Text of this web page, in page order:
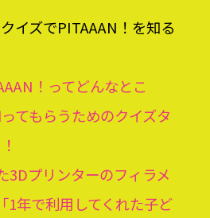
イズでPITAAAN！を知る
！ってどんなとこ
てもらうためのクイズタ
3Dプリンターのフィラメ
1年で利用してくれた子ど